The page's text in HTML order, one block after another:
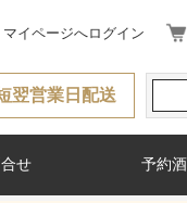
マイページへログイン
翌営業日配送
せ 予約酒